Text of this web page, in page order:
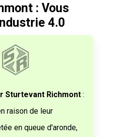
: Vous
4.0
Sturtevant Richmont:
raison de leur
en queue d'aronde,